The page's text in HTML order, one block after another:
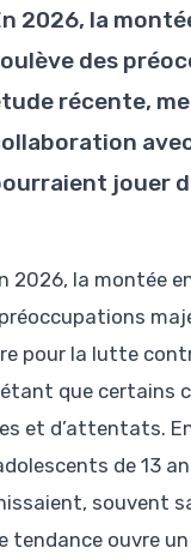
2026, la
des
récente,
jouer
n 2026, la montée
préoccupations
pour la lutte
que certains
et d’attentats.
de 13
souvent
tendance ouvre